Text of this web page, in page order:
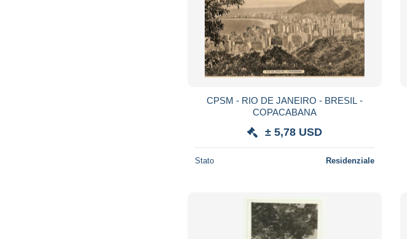
CPSM - RIO DE JANEIRO - BRESIL -
COPACABANA
± 5,78 USD
Stato Residenziale